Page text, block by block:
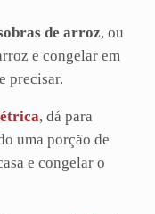
de arroz, ou
e congelar em
precisar.
, dá para
uma porção de
e congelar o